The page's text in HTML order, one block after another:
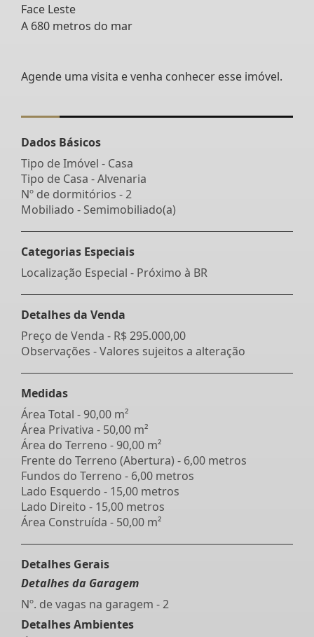
Face Leste
A 680 metros do mar
Agende uma visita e venha conhecer esse imóvel.
Dados Básicos
Tipo de Imóvel - Casa
Tipo de Casa - Alvenaria
Nº de dormitórios - 2
Mobiliado - Semimobiliado(a)
Categorias Especiais
Localização Especial - Próximo à BR
Detalhes da Venda
Preço de Venda - R$ 295.000,00
Observações - Valores sujeitos a alteração
Medidas
Área Total - 90,00 m²
Área Privativa - 50,00 m²
Área do Terreno - 90,00 m²
Frente do Terreno (Abertura) - 6,00 metros
Fundos do Terreno - 6,00 metros
Lado Esquerdo - 15,00 metros
Lado Direito - 15,00 metros
Área Construída - 50,00 m²
Detalhes Gerais
Detalhes da Garagem
Nº. de vagas na garagem - 2
Detalhes Ambientes